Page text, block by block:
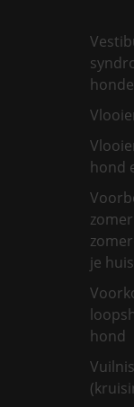
hond
je
hond